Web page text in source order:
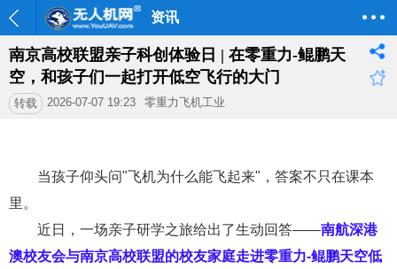
资讯
南京高校联盟亲子科创体验日 | 在零重力-鲲鹏天
空，和孩子们一起打开低空飞行的大门
转载 2026-07-07 19:23 零重力飞机工业
当孩子仰头问"飞机为什么能飞起来" ，答案不只在课本
里。
近日， 一场亲子研学之旅给出了生动回答——南航深港
澳校友会与南京高校联盟的校友家庭走进零重力-鲲鹏天空低